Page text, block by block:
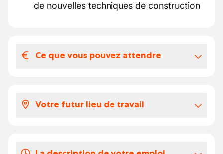
de nouvelles techniques de construction
Ce que vous pouvez attendre
À déterminer selon votre expérience et
Votre futur lieu de travail